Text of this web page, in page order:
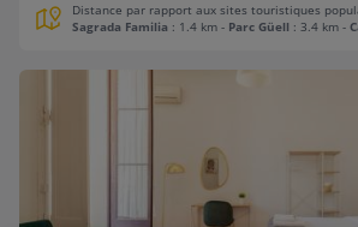
Distance par rapport aux sites touristiques
Sagrada Familia : 1.4 km - Parc Güell : 3.4 km -